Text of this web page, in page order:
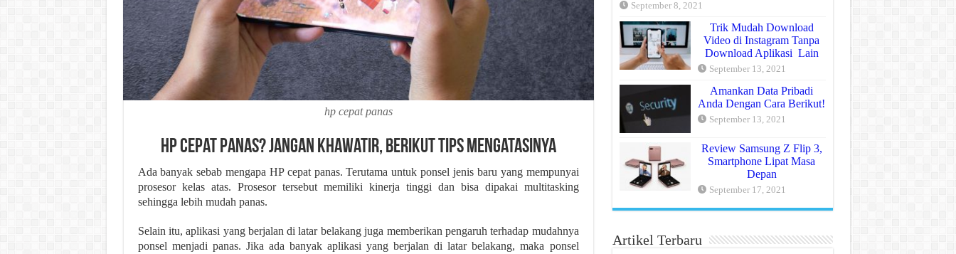
hp cepat panas
HP Cepat Panas? Jangan Khawatir, Berikut Tips Mengatasinya
Ada banyak sebab mengapa HP cepat panas. Terutama untuk ponsel jenis baru yang mempunyai
prosesor kelas atas. Prosesor tersebut memiliki kinerja tinggi dan bisa dipakai multitasking
sehingga lebih mudah panas.
Selain itu, aplikasi yang berjalan di latar belakang juga memberikan pengaruh terhadap mudahnya
ponsel menjadi panas. Jika ada banyak aplikasi yang berjalan di latar belakang, maka ponsel
September 8, 2021
Trik Mudah Download
Video di Instagram Tanpa
Download Aplikasi Lain
September 13, 2021
Amankan Data Pribadi
Anda Dengan Cara Berikut!
September 13, 2021
Review Samsung Z Flip 3,
Smartphone Lipat Masa
Depan
September 17, 2021
Artikel Terbaru